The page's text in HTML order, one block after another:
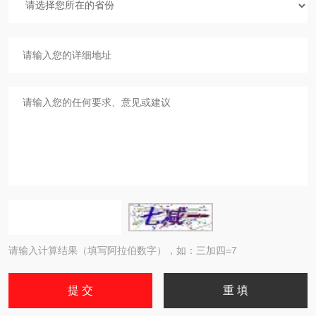
请输入计算结果（填写阿拉伯数字），如：三加四=7